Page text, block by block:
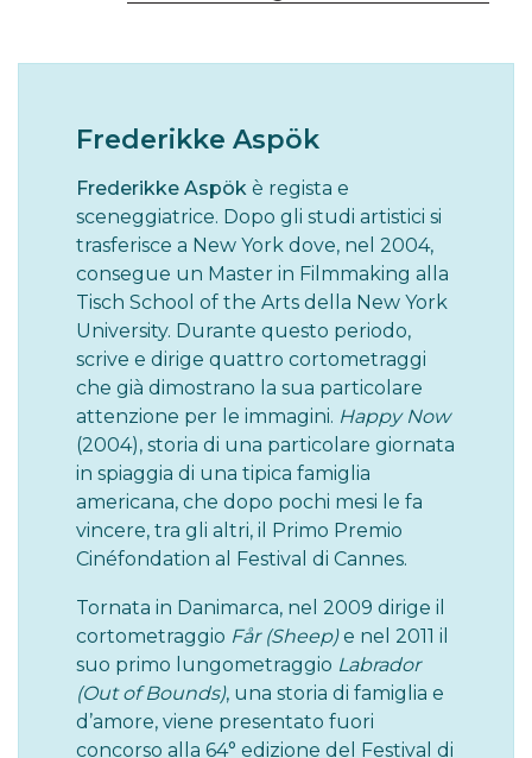
Frederikke Aspök
Frederikke Aspök è regista e
sceneggiatrice. Dopo gli studi artistici si
trasferisce a New York dove, nel 2004,
consegue un Master in Filmmaking alla
Tisch School of the Arts della New York
University. Durante questo periodo,
scrive e dirige quattro cortometraggi
che già dimostrano la sua particolare
attenzione per le immagini. Happy Now
(2004), storia di una particolare giornata
in spiaggia di una tipica famiglia
americana, che dopo pochi mesi le fa
vincere, tra gli altri, il Primo Premio
Cinéfondation al Festival di Cannes.
Tornata in Danimarca, nel 2009 dirige il
cortometraggio Får (Sheep)e nel 2011 il
suo primo lungometraggio Labrador
(Out of Bounds), una storia di famiglia e
d’amore, viene presentato fuori
concorso alla 64° edizione del Festival di